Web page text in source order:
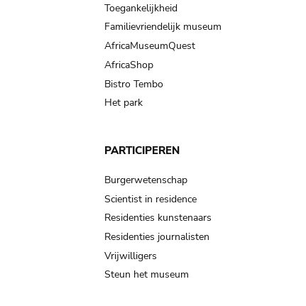
Toegankelijkheid
Familievriendelijk museum
AfricaMuseumQuest
AfricaShop
Bistro Tembo
Het park
PARTICIPEREN
Burgerwetenschap
Scientist in residence
Residenties kunstenaars
Residenties journalisten
Vrijwilligers
Steun het museum